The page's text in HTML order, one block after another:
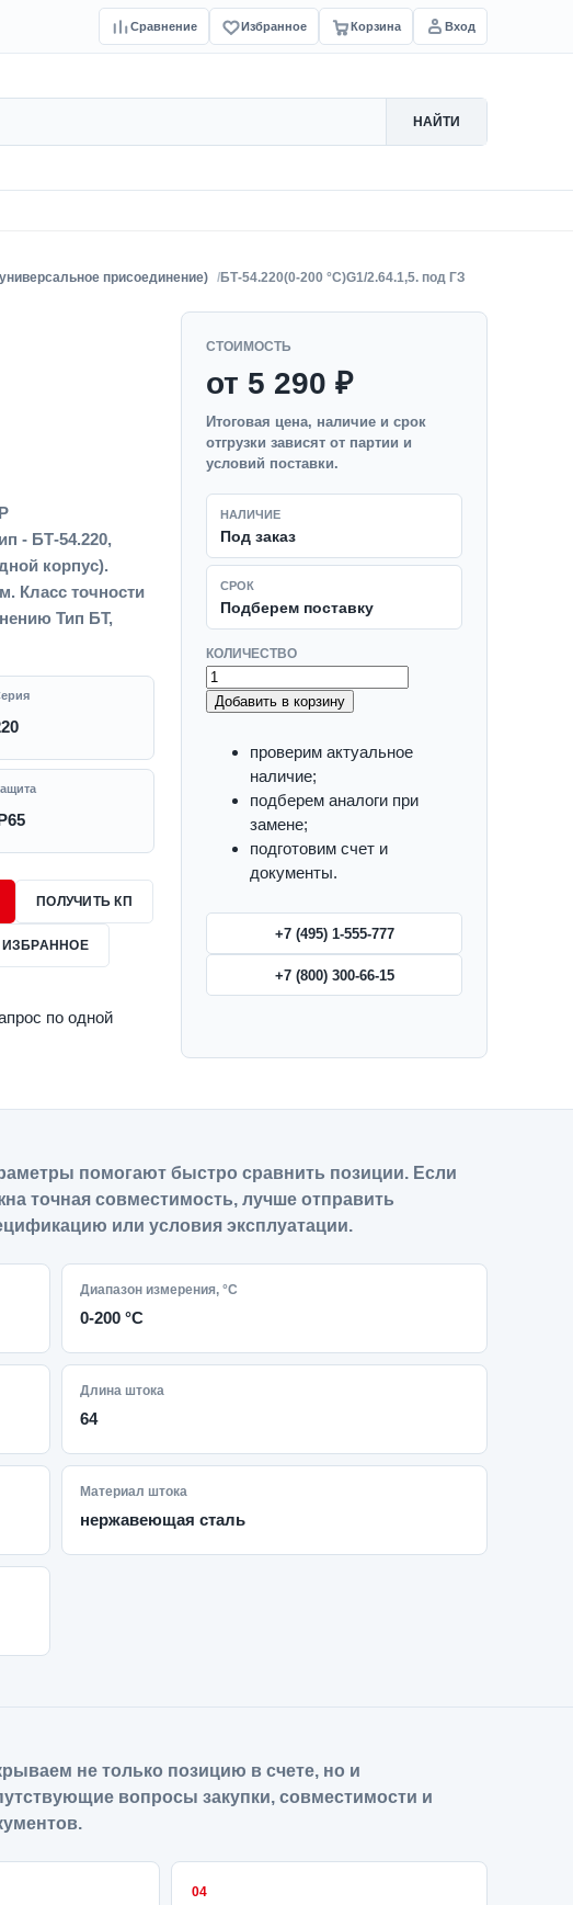
Сравнение Избранное Корзина Вход
НАЙТИ
присоединение) БТ-54.220(0-200 °C)G1/2.64.1,5. под ГЗ
- БТ-54.220,
корпус).
Класс точности
Тип БТ,
ПОЛУЧИТЬ КП
ИЗБРАННОЕ
по одной
СТОИМОСТЬ
от 5 290 ₽
Итоговая цена, наличие и срок
отгрузки зависят от партии и
условий поставки.
НАЛИЧИЕ
Под заказ
СРОК
Подберем поставку
КОЛИЧЕСТВО
Добавить в корзину
проверим актуальное
наличие;
подберем аналоги при
замене;
подготовим счет и
документы.
+7 (495) 1-555-777
+7 (800) 300-66-15
помогают быстро сравнить позиции. Если
точная совместимость, лучше отправить
или условия эксплуатации.
Диапазон измерения, °С
0-200 °С
Длина штока
64
Материал штока
нержавеющая сталь
не только позицию в счете, но и
вопросы закупки, совместимости и
04